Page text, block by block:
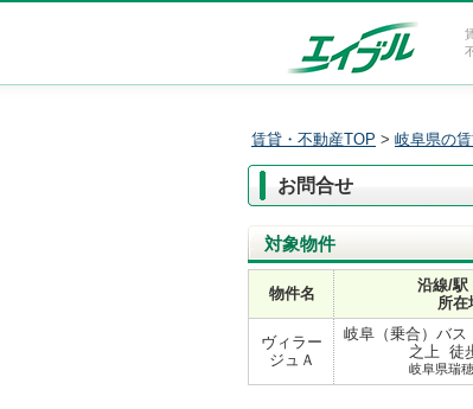
賃貸・不動産TOP > 岐阜県の
お問合せ
対象物件
物件名
沿線/駅
所在
ヴィラー
ジュＡ
岐阜（乗合）バ
之上 徒
岐阜県瑞